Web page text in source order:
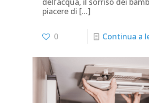
piacere di […]
0 Continua a